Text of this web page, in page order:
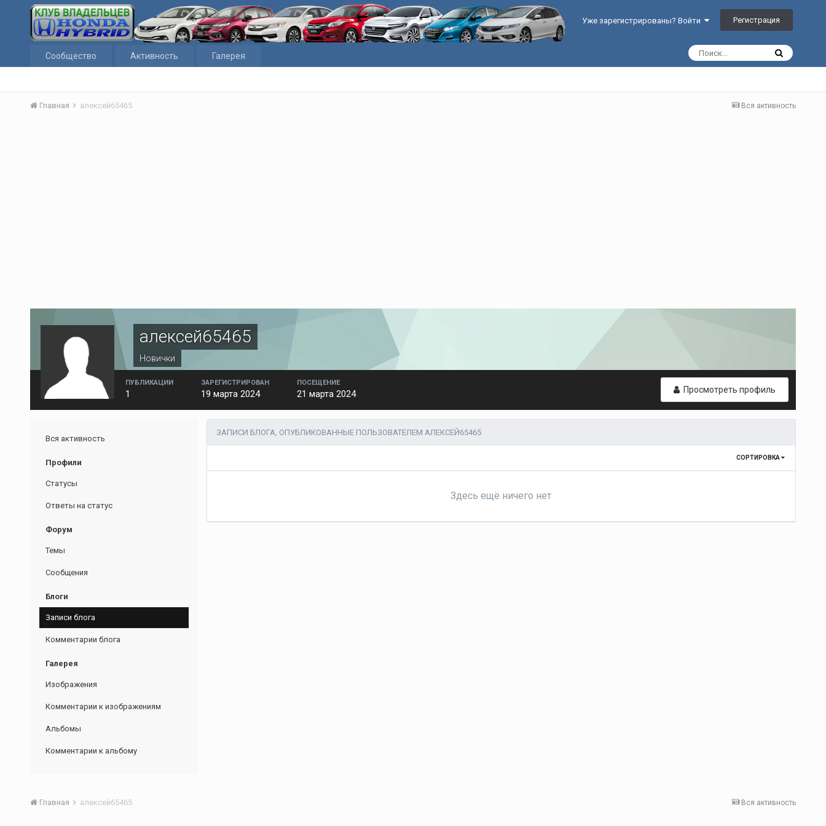
Уже зарегистрированы? Войти Регистрация
Сообщество Активность Галерея
Вся активность
Главная алексей65465
алексей65465
Новички
Просмотреть профиль
ПУБЛИКАЦИИ
1
ЗАРЕГИСТРИРОВАН
19 марта 2024
ПОСЕЩЕНИЕ
21 марта 2024
Вся активность
Профили
Статусы
Ответы на статус
Форум
Темы
Сообщения
Блоги
Записи блога
Комментарии блога
Галерея
Изображения
Комментарии к изображениям
Альбомы
Комментарии к альбому
ЗАПИСИ БЛОГА, ОПУБЛИКОВАННЫЕ ПОЛЬЗОВАТЕЛЕМ АЛЕКСЕЙ65465
СОРТИРОВКА
Здесь ещё ничего нет
Вся активность
Главная алексей65465